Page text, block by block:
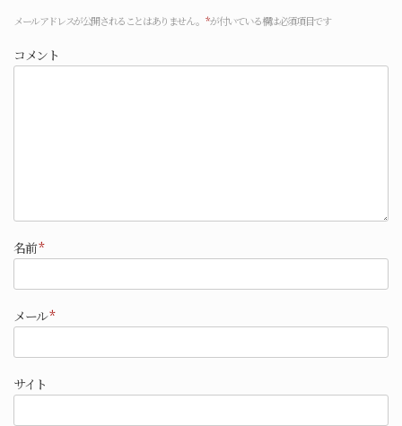
メールアドレスが公開されることはありません。 *が付いている欄は必須項目です
コメント
名前*
メール*
サイト